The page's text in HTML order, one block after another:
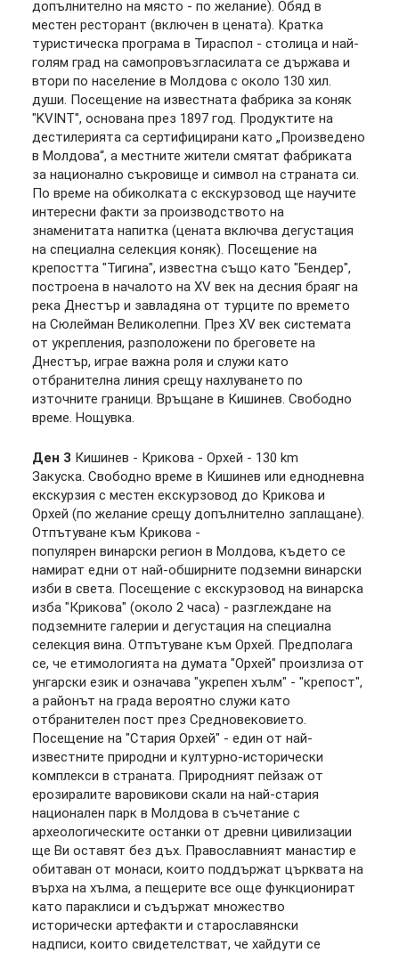
допълнително на място - по желание). Обяд в
местен ресторант (включен в цената). Кратка
туристическа програма в Тираспол - столица и най-
голям град на самопровъзгласилата се държава и
втори по население в Молдова с около 130 хил.
души. Посещение на известната фабрика за коняк
"KVINT", основана през 1897 год. Продуктите на
дестилерията са сертифицирани като „Произведено
в Молдова“, а местните жители смятат фабриката
за национално съкровище и символ на страната си.
По време на обиколката с екскурзовод ще научите
интересни факти за производството на
знаменитата напитка (цената включва дегустация
на специална селекция коняк). Посещение на
крепостта "Тигина", известна също като "Бендер",
построена в началото на XV век на десния браяг на
река Днестър и завладяна от турците по времето
на Сюлейман Великолепни. През XV век системата
от укрепления, разположени по бреговете на
Днестър, играе важна роля и служи като
отбранителна линия срещу нахлуването по
източните граници. Връщане в Кишинев. Свободно
време. Нощувка.
Ден 3 Кишинев - Крикова - Орхей - 130 km
Закуска. Свободно време в Кишинев или еднодневна
екскурзия с местен екскурзовод до Крикова и
Орхей (по желание срещу допълнително заплащане).
Отпътуване към Крикова -
популярен винарски регион в Молдова, където се
намират едни от най-обширните подземни винарски
изби в света. Посещение с екскурзовод на винарска
изба "Крикова" (около 2 часа) - разглеждане на
подземните галерии и дегустация на специална
селекция вина. Отпътуване към Орхей. Предполага
се, че етимологията на думата "Орхей" произлиза от
унгарски език и означава "укрепен хълм" - "крепост",
а районът на града вероятно служи като
отбранителен пост през Средновековието.
Посещение на "Стария Орхей" - един от най-
известните природни и културно-исторически
комплекси в страната. Природният пейзаж от
ерозиралите варовикови скали на най-стария
национален парк в Молдова в съчетание с
археологическите останки от древни цивилизации
ще Ви оставят без дъх. Православният манастир е
обитаван от монаси, които поддържат църквата на
върха на хълма, а пещерите все още функционират
като параклиси и съдържат множество
исторически артефакти и старославянски
надписи, които свидетелстват, че хайдути се